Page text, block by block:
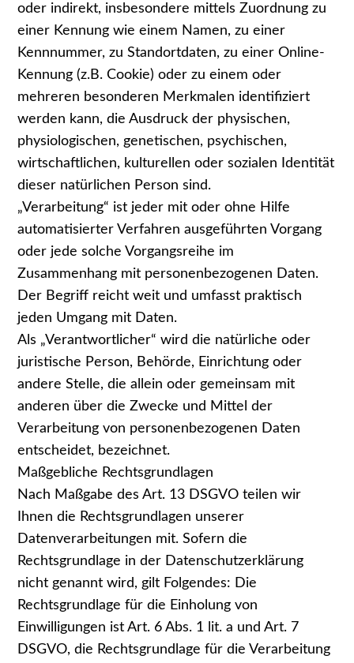
oder indirekt, insbesondere mittels Zuordnung zu
einer Kennung wie einem Namen, zu einer
Kennnummer, zu Standortdaten, zu einer Online-
Kennung (z.B. Cookie) oder zu einem oder
mehreren besonderen Merkmalen identifiziert
werden kann, die Ausdruck der physischen,
physiologischen, genetischen, psychischen,
wirtschaftlichen, kulturellen oder sozialen Identität
dieser natürlichen Person sind.
„Verarbeitung“ ist jeder mit oder ohne Hilfe
automatisierter Verfahren ausgeführten Vorgang
oder jede solche Vorgangsreihe im
Zusammenhang mit personenbezogenen Daten.
Der Begriff reicht weit und umfasst praktisch
jeden Umgang mit Daten.
Als „Verantwortlicher“ wird die natürliche oder
juristische Person, Behörde, Einrichtung oder
andere Stelle, die allein oder gemeinsam mit
anderen über die Zwecke und Mittel der
Verarbeitung von personenbezogenen Daten
entscheidet, bezeichnet.
Maßgebliche Rechtsgrundlagen
Nach Maßgabe des Art. 13 DSGVO teilen wir
Ihnen die Rechtsgrundlagen unserer
Datenverarbeitungen mit. Sofern die
Rechtsgrundlage in der Datenschutzerklärung
nicht genannt wird, gilt Folgendes: Die
Rechtsgrundlage für die Einholung von
Einwilligungen ist Art. 6 Abs. 1 lit. a und Art. 7
DSGVO, die Rechtsgrundlage für die Verarbeitung